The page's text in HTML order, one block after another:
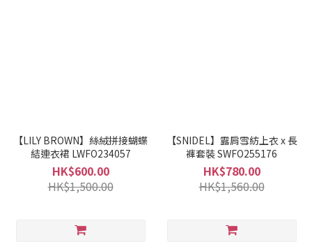
【LILY BROWN】絲絨拼接蝴蝶
結連衣裙 LWFO234057
HK$600.00
HK$1,500.00
【SNIDEL】露肩雪紡上衣 x 長
褲套裝 SWFO255176
HK$780.00
HK$1,560.00